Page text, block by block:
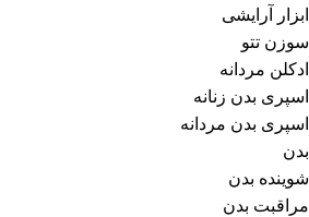
ابزار آرایشی
سوزن تتو
ادکلن مردانه
اسپری بدن زنانه
اسپری بدن مردانه
بدن
شوینده بدن
مراقبت بدن